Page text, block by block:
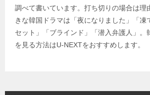
調べて書いています。打ち切りの場合は理
きな韓国ドラマは「夜になりました」「凍
セット」「ブラインド」「潜入弁護人」。
を見る方法はU-NEXTをおすすめします。